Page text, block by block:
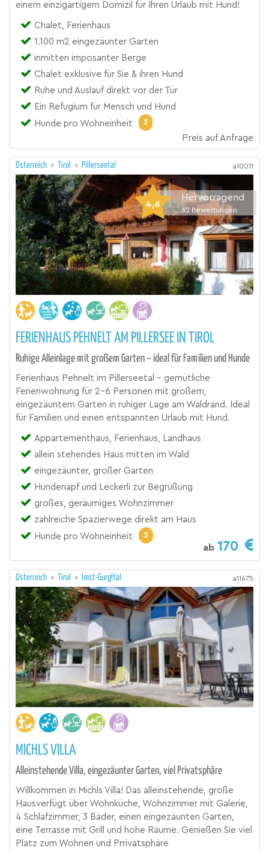
einem einzigartigem Domizil für Ihren Urlaub mit Hund!
Chalet, Ferienhaus
1.100 m2 eingezäunter Garten
inmitten imposanter Berge
Chalet exklusive für Sie & ihren Hund
Ruhe und Auslauf direkt vor der Tür
Ein Refugium für Mensch und Hund
Hunde pro Wohneinheit
3
Preis auf Anfrage
Österreich > Tirol > Pillerseetal a10011
4,6
Hervorragend
32 Bewertungen
FERIENHAUS PEHNELT AM PILLERSEE IN TIROL
Ruhige Alleinlage mit großem Garten – ideal für Familien und Hunde
Ferienhaus Pehnelt im Pillerseetal – gemütliche
Ferienwohnung für 2–6 Personen mit großem,
eingezäuntem Garten in ruhiger Lage am Waldrand. Ideal
für Familien und einen entspannten Urlaub mit Hund.
Appartementhaus, Ferienhaus, Landhaus
allein stehendes Haus mitten im Wald
eingezäunter, großer Garten
Hundenapf und Leckerli zur Begrüßung
großes, geräumiges Wohnzimmer
zahlreiche Spazierwege direkt am Haus
Hunde pro Wohneinheit
2
ab 170
Österreich > Tirol > Imst-Gurgltal a11675
MICHLS VILLA
Alleinstehende Villa, eingezäunter Garten, viel Privatsphäre
Willkommen in Michls Villa! Das alleinstehende, große
Hausverfügt über Wohnküche, Wohnzimmer mit Galerie,
4 Schlafzimmer, 3 Bäder, einen eingezäunten Garten,
eine Terrasse mit Grill und hohe Räume. Genießen Sie viel
Platz zum Wohnen und Prrivatsphäre